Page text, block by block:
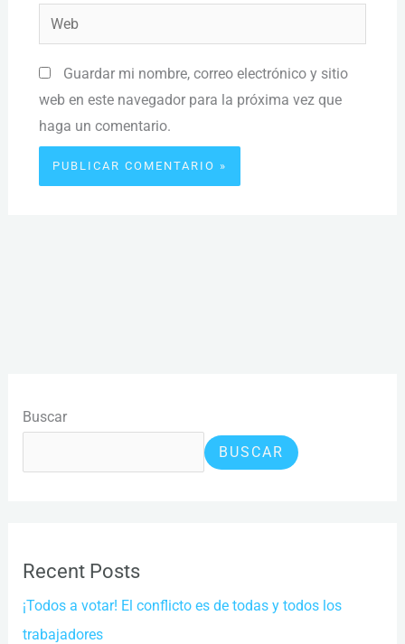
Web
Guardar mi nombre, correo electrónico y sitio
web en este navegador para la próxima vez que
haga un comentario.
Buscar
BUSCAR
Recent Posts
¡Todos a votar! El conflicto es de todas y todos los
trabajadores